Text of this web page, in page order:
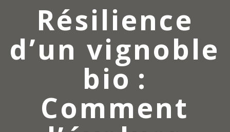
Résilience
d’un vignoble
bio :
Comment